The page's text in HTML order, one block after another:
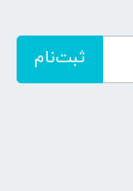
ثبت‌نام